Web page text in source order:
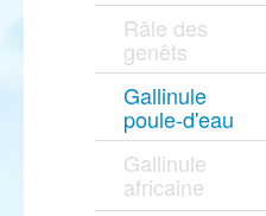
Râle des
genêts
Gallinule
poule-d'eau
Gallinule
africaine